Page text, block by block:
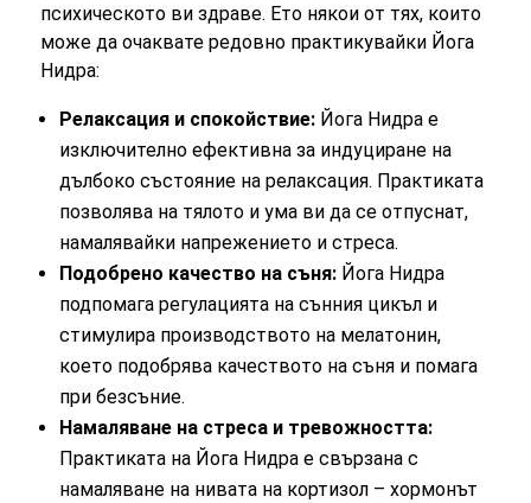
психическото ви здраве. Ето някои от тях, които
може да очаквате редовно практикувайки Йога
Нидра:
Релаксация и спокойствие: Йога Нидра е
изключително ефективна за индуциране на
дълбоко състояние на релаксация. Практиката
позволява на тялото и ума ви да се отпуснат,
намалявайки напрежението и стреса.
Подобрено качество на съня: Йога Нидра
подпомага регулацията на сънния цикъл и
стимулира производството на мелатонин,
което подобрява качеството на съня и помага
при безсъние.
Намаляване на стреса и тревожността:
Практиката на Йога Нидра е свързана с
намаляване на нивата на кортизол – хормонът